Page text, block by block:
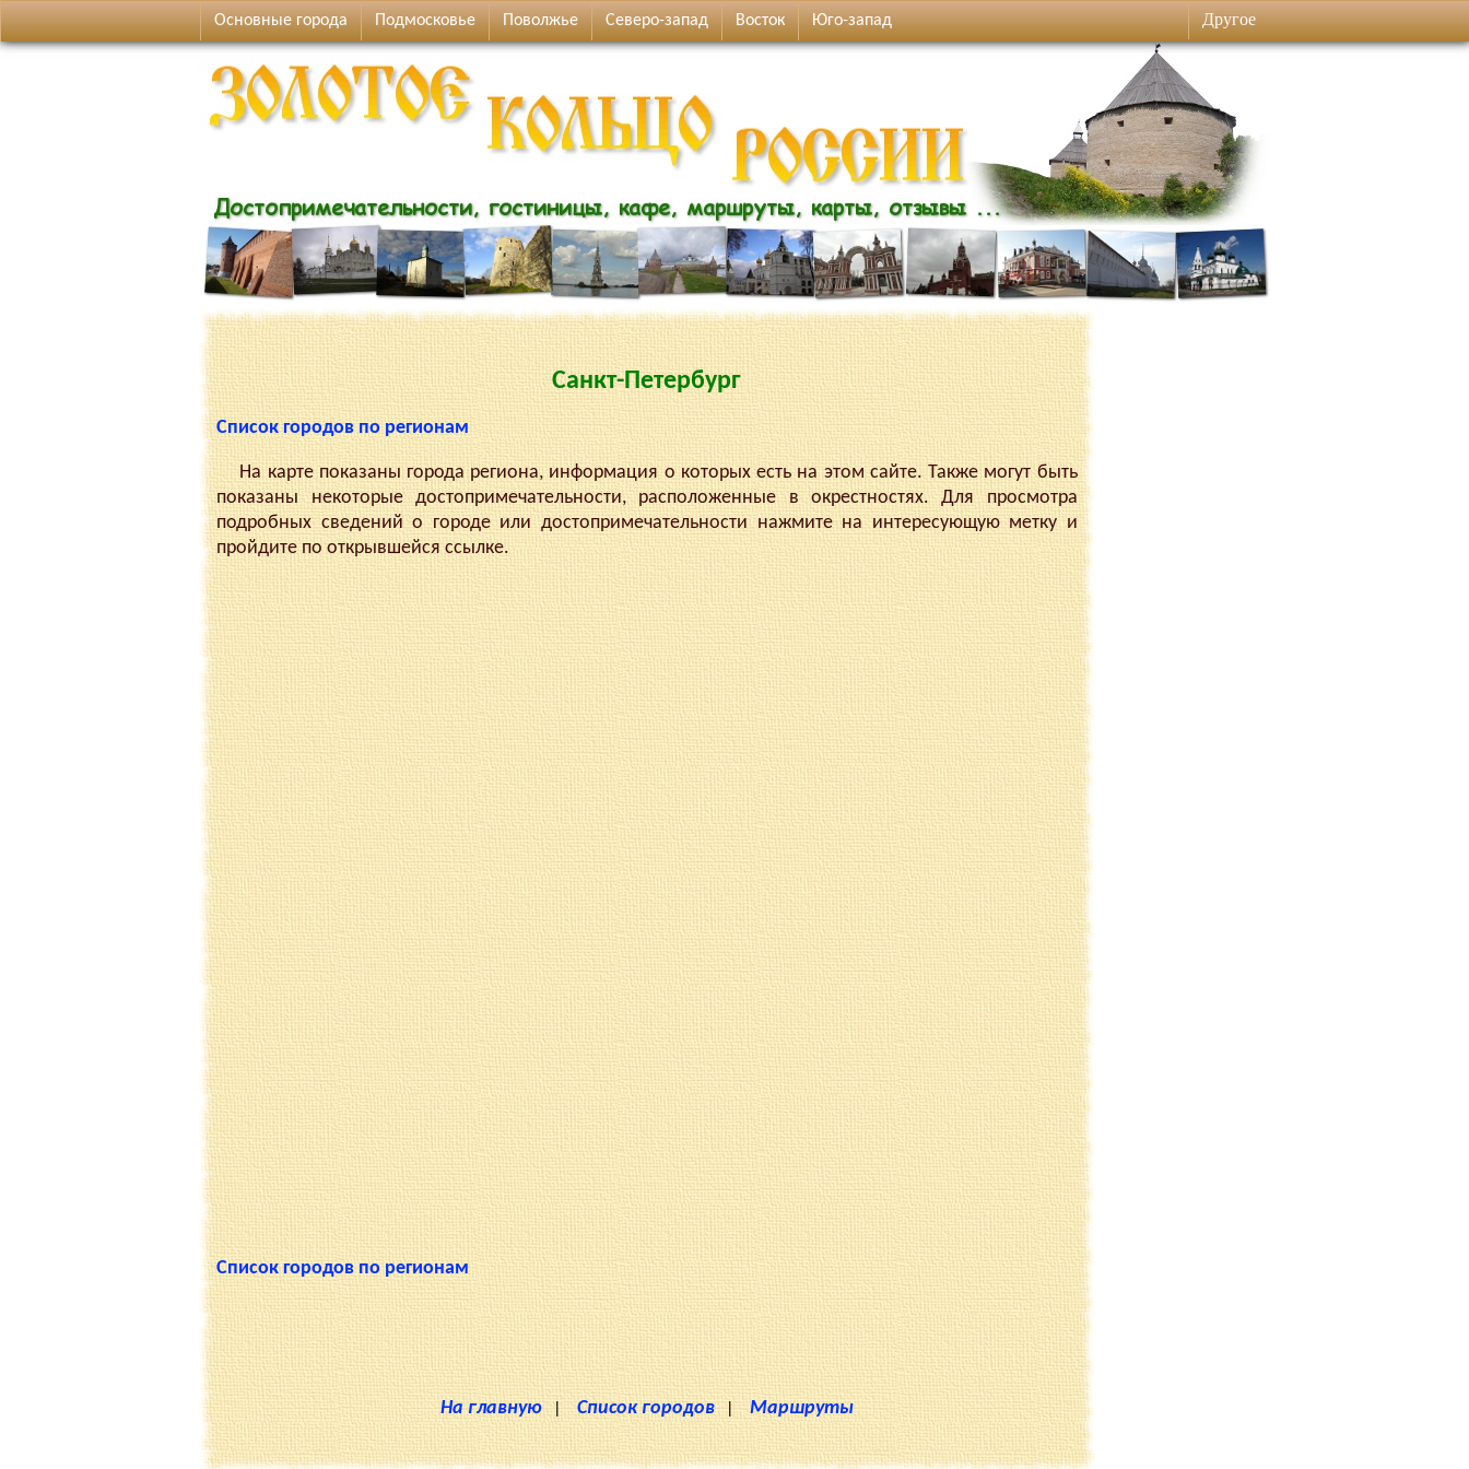
Основные города Подмосковье Поволжье Северо-запад Восток Юго-запад Другое
Санкт-Петербург
Список городов по регионам
На карте показаны города региона, информация о которых есть на этом сайте. Также могут быть
показаны некоторые достопримечательности, расположенные в окрестностях. Для просмотра
подробных сведений о городе или достопримечательности нажмите на интересующую метку и
пройдите по открывшейся ссылке.
Список городов по регионам
На главную | Список городов| Маршруты